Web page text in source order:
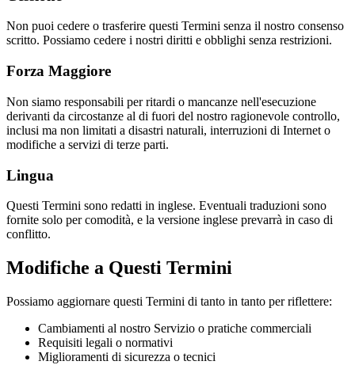
Non puoi cedere o trasferire questi Termini senza il nostro consenso
scritto. Possiamo cedere i nostri diritti e obblighi senza restrizioni.
Forza Maggiore
Non siamo responsabili per ritardi o mancanze nell'esecuzione
derivanti da circostanze al di fuori del nostro ragionevole controllo,
inclusi ma non limitati a disastri naturali, interruzioni di Internet o
modifiche a servizi di terze parti.
Lingua
Questi Termini sono redatti in inglese. Eventuali traduzioni sono
fornite solo per comodità, e la versione inglese prevarrà in caso di
conflitto.
Modifiche a Questi Termini
Possiamo aggiornare questi Termini di tanto in tanto per riflettere:
Cambiamenti al nostro Servizio o pratiche commerciali
Requisiti legali o normativi
Miglioramenti di sicurezza o tecnici